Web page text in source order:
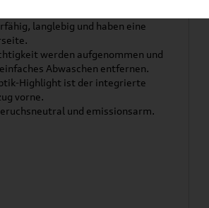
langlebig und haben eine
werden aufgenommen und
Abwaschen entfernen.
Highlight ist der integrierte
vorne.
und emissionsarm.